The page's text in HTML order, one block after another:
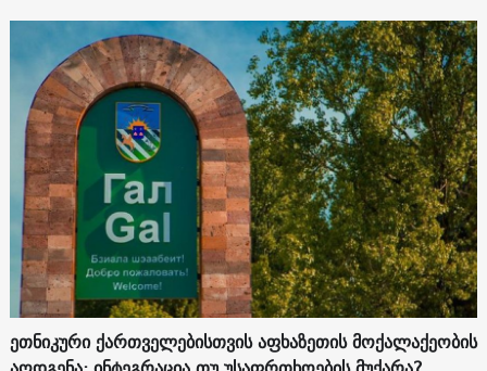
ეთნიკური ქართველებისთვის აფხაზეთის მოქალაქეობის